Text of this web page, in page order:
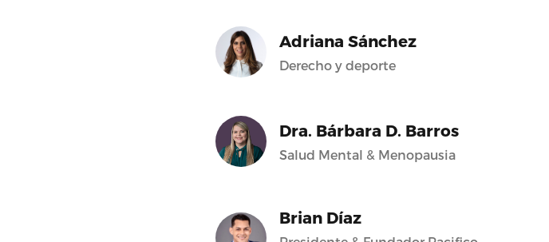
Adriana Sánchez
Derecho y deporte
Dra. Bárbara D. Barros
Salud Mental & Menopausia
Brian Díaz